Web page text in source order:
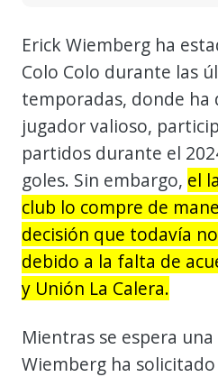
Erick Wiemberg ha
Colo Colo durante las
temporadas, donde ha
jugador valioso,
partidos durante el
goles. Sin embargo, el
club lo compre de
decisión que todavía
debido a la falta de
y Unión La Calera.
Mientras se espera
Wiemberg ha